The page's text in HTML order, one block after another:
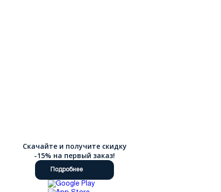
Скачайте и получите скидку
-15% на первый заказ!
Подробнее